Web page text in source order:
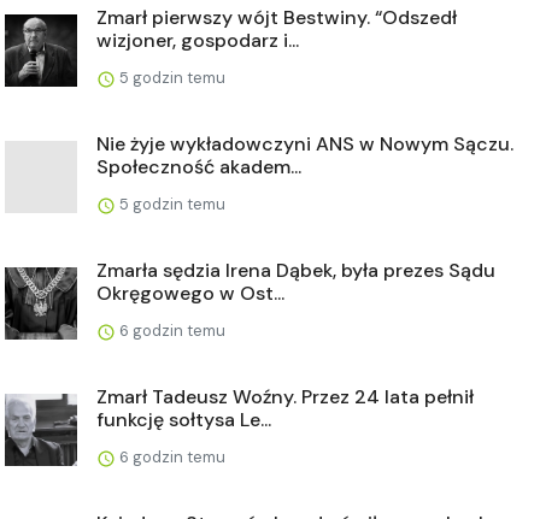
Zmarł pierwszy wójt Bestwiny. “Odszedł
wizjoner, gospodarz i...
5 godzin temu
Nie żyje wykładowczyni ANS w Nowym Sączu.
Społeczność akadem...
5 godzin temu
Zmarła sędzia Irena Dąbek, była prezes Sądu
Okręgowego w Ost...
6 godzin temu
Zmarł Tadeusz Woźny. Przez 24 lata pełnił
funkcję sołtysa Le...
6 godzin temu